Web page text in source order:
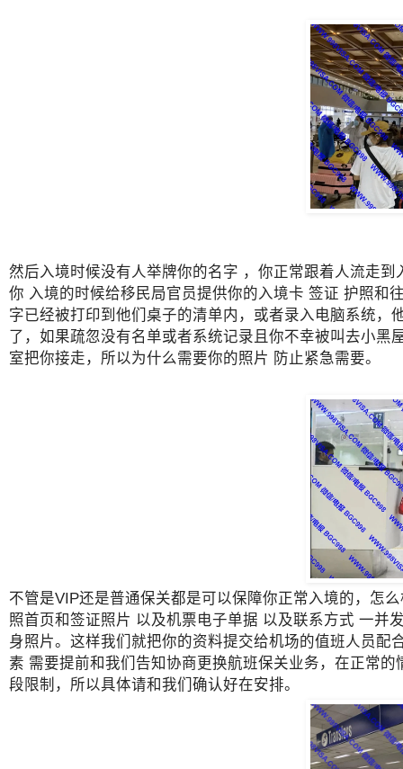
然后入境时候没有人举牌你的名字 ，你正常跟着人流走
你 入境的时候给移民局官员提供你的入境卡 签证 护照和
字已经被打印到他们桌子的清单内，或者录入电脑系统
了，如果疏忽没有名单或者系统记录且你不幸被叫去小
室把你接走，所以为什么需要你的照片 防止紧急需要。
不管是VIP还是普通保关都是可以保障你正常入境的，怎
照首页和签证照片 以及机票电子单据 以及联系方式 一并
身照片。这样我们就把你的资料提交给机场的值班人员
素 需要提前和我们告知协商更换航班保关业务，在正常
段限制，所以具体请和我们确认好在安排。